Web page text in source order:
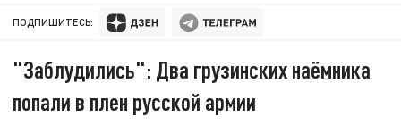
ПОДПИШИТЕСЬ:
"Заблудились": Два грузинских наёмника
попали в плен русской армии